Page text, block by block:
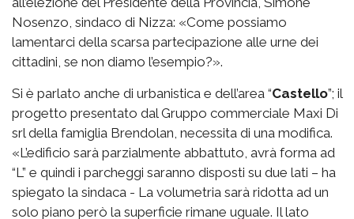
Nosenzo, sindaco di Nizza: «Come possiamo
lamentarci della scarsa partecipazione alle urne dei
cittadini, se non diamo l’esempio?».
Si è parlato anche di urbanistica e dell’area “Castello”; il
progetto presentato dal Gruppo commerciale Maxi Di
srl della famiglia Brendolan, necessita di una modifica.
«L’edificio sarà parzialmente abbattuto, avrà forma ad
“L” e quindi i parcheggi saranno disposti su due lati – ha
spiegato la sindaca - La volumetria sarà ridotta ad un
solo piano però la superficie rimane uguale. Il lato